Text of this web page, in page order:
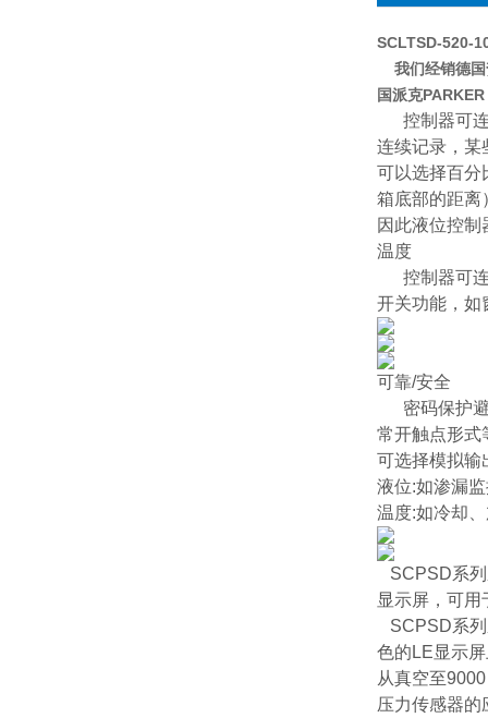
SCLTSD-520-
我们经销德国
国派克
控制器可
连续记录，某
可以选择百分
箱底部的距离
因此液位控
温度
控制器可连
开关功能，如
可靠/安全
密码保护避
常开触点形式
可选择模拟输
液位:如渗漏
温度:如冷却
SCPSD系列
显示屏，可
SCPSD系列
色的LE显示
从真空至
压力传感器的